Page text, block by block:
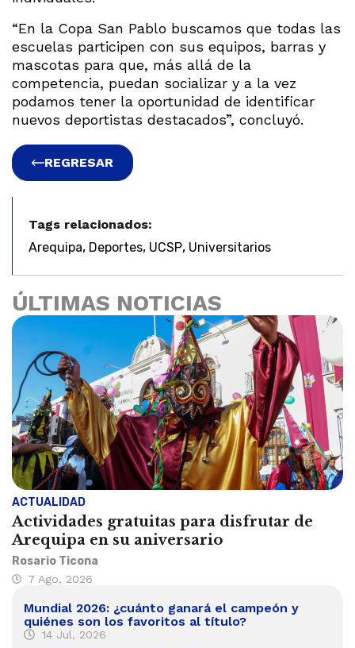
“En la Copa San Pablo buscamos que todas las
escuelas participen con sus equipos, barras y
mascotas para que, más allá de la
competencia, puedan socializar y a la vez
podamos tener la oportunidad de identificar
nuevos deportistas destacados”, concluyó.
REGRESAR
Tags relacionados:
Arequipa, Deportes, UCSP, Universitarios
ÚLTIMAS NOTICIAS
ACTUALIDAD
Actividades gratuitas para disfrutar de
Arequipa en su aniversario
Rosario Ticona
7 Ago, 2026
Mundial 2026: ¿cuánto ganará el campeón y
quiénes son los favoritos al título?
14 Jul, 2026